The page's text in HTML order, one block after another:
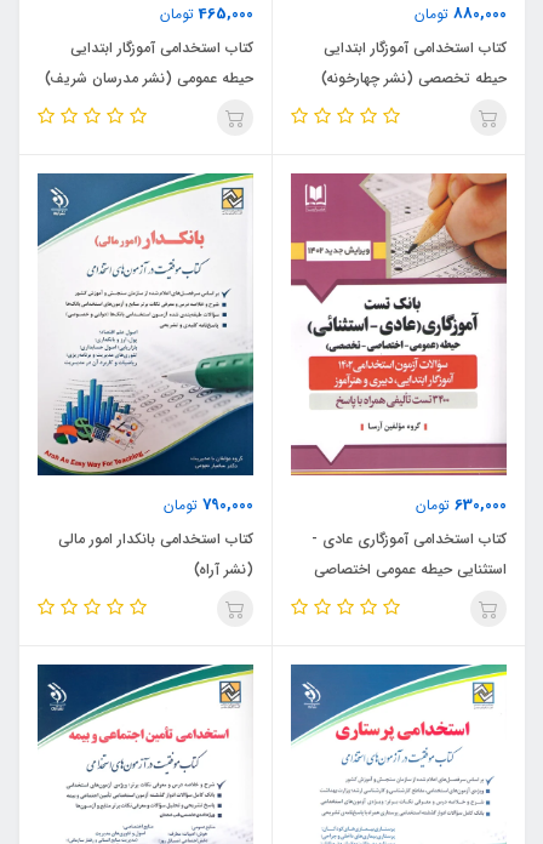
880,000 تومان
کتاب استخدامی آموزگار ابتدایی
حیطه تخصصی (نشر چهارخونه)
465,000تومان
کتاب استخدامی آموزگار ابتدایی
حیطه عمومی (نشر مدرسان شریف)
630,000 تومان
کتاب استخدامی آموزگاری عادی -
استثنایی حیطه عمومی اختصاصی
تخصصی (نشر آرسا)
790,000 تومان
کتاب استخدامی بانکدار امور مالی
(نشر آراه)